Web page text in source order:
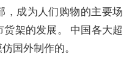
，成为人们购物的主要场
架的发展。 中国各大超
国外制作的。